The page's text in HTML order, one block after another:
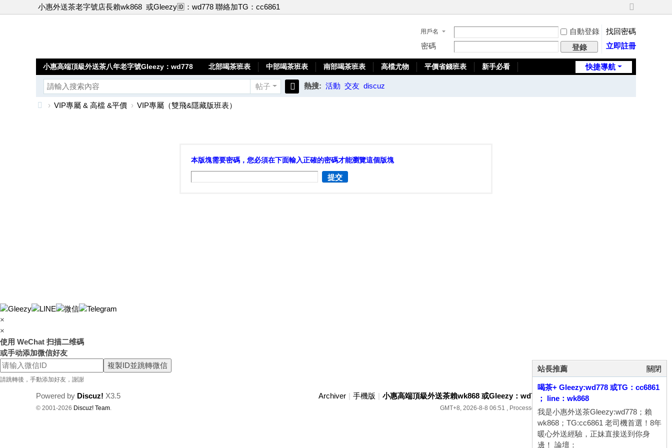
小惠外送茶老字號店長賴wk868 或Gleezy🆔：wd778 聯絡加TG：cc6861
切
到
寬
版
用戶名 自動登錄
找回密碼
密碼
登錄 立即註冊
快捷導航
小惠高端頂級外送茶八年老字號Gleezy：wd778 北部喝茶班表 中部喝茶班表 南部喝茶班表 高檔尤物 平價省錢班表
新手必看
帖子 熱搜: 活動 交友 discuz
或
zy
：
w
d7
78
› VIP專屬 & 高檔 &平價 › VIP專屬（雙飛&隱藏版班表）
本版塊需要密碼，您必須在下面輸入正確的密碼才能瀏覽這個版塊
提交
關閉
站長推薦
喝茶+ Gleezy:wd778 或TG：cc6861
； line：wk868
我是小惠外送茶Gleezy:wd778；賴
wk868；TG:cc6861 老司機首選！8年
暖心外送經驗，正妹直接送到你身
邊！ 論壇：
×
×
使用 WeChat 扫描二维碼
或手动添加微信好友
複製ID並跳轉微信
請跳轉後，手動添加好友，謝謝
Archiver | 手機版 | 小惠高端頂級外送茶賴wk868 或Gleezy：wd778 加TG：cc6861八年老字號
GMT+8, 2026-8-8 06:51 , Processed in 0.063700 second(s), 14 queries .
Powered by Discuz! X3.5
© 2001-2026 Discuz! Team.